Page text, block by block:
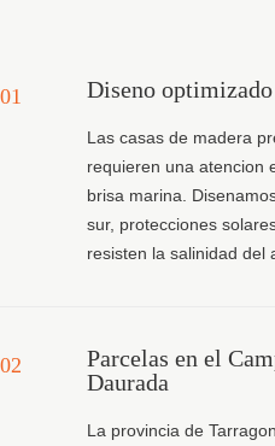
01 Diseno
Las casas de madera
requieren una atencion
brisa marina.
sur, protecciones
resisten la salinidad del
02
Parcelas en el
Daurada
La provincia de